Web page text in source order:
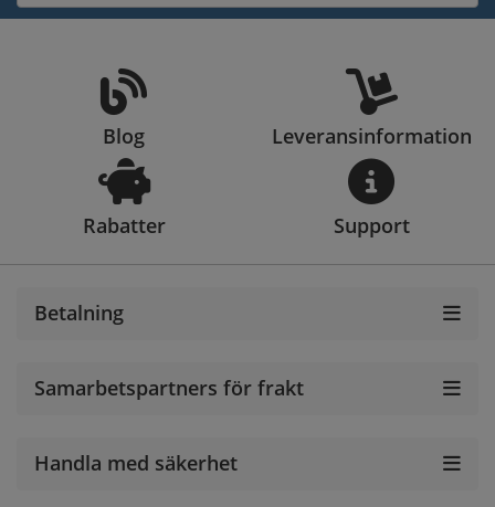
Blog Leveransinformation
Rabatter Support
Betalning
Samarbetspartners för frakt
Handla med säkerhet